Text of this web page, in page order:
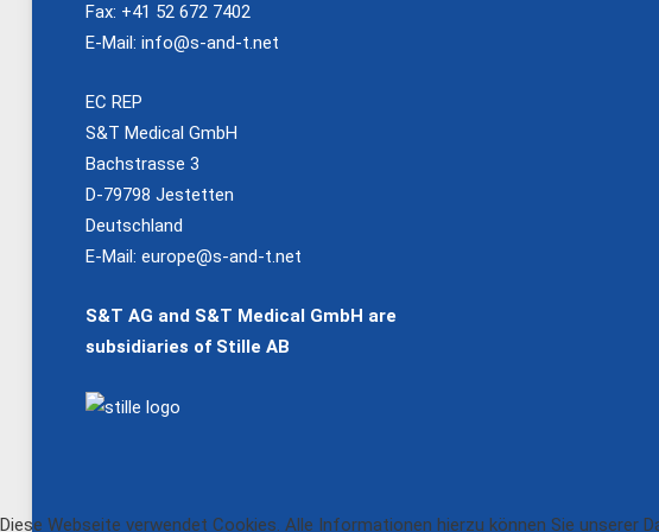
Fax: +41 52 672 7402
E-Mail: info@s-and-t.net
EC REP
S&T Medical GmbH
Bachstrasse 3
D-79798 Jestetten
Deutschland
E-Mail: europe@s-and-t.net
S&T AG and S&T Medical GmbH are
subsidiaries of Stille AB
Diese Webseite verwendet Cookies. Alle Informationen hierzu können Sie unserer